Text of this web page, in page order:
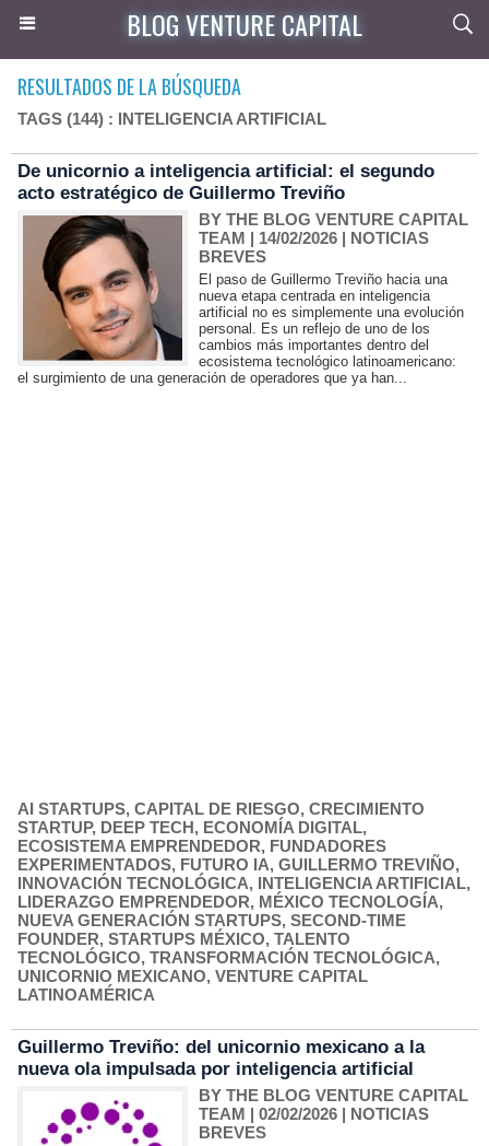
BLOG VENTURE CAPITAL
RESULTADOS DE LA BÚSQUEDA
TAGS (144) : INTELIGENCIA ARTIFICIAL
De unicornio a inteligencia artificial: el segundo
acto estratégico de Guillermo Treviño
BY THE BLOG VENTURE CAPITAL
TEAM | 14/02/2026 | NOTICIAS
BREVES
El paso de Guillermo Treviño hacia una
nueva etapa centrada en inteligencia
artificial no es simplemente una evolución
personal. Es un reflejo de uno de los
cambios más importantes dentro del
ecosistema tecnológico latinoamericano:
el surgimiento de una generación de operadores que ya han...
AI STARTUPS, CAPITAL DE RIESGO, CRECIMIENTO
STARTUP, DEEP TECH, ECONOMÍA DIGITAL,
ECOSISTEMA EMPRENDEDOR, FUNDADORES
EXPERIMENTADOS, FUTURO IA, GUILLERMO TREVIÑO,
INNOVACIÓN TECNOLÓGICA, INTELIGENCIA ARTIFICIAL,
LIDERAZGO EMPRENDEDOR, MÉXICO TECNOLOGÍA,
NUEVA GENERACIÓN STARTUPS, SECOND-TIME
FOUNDER, STARTUPS MÉXICO, TALENTO
TECNOLÓGICO, TRANSFORMACIÓN TECNOLÓGICA,
UNICORNIO MEXICANO, VENTURE CAPITAL
LATINOAMÉRICA
Guillermo Treviño: del unicornio mexicano a la
nueva ola impulsada por inteligencia artificial
BY THE BLOG VENTURE CAPITAL
TEAM | 02/02/2026 | NOTICIAS
BREVES